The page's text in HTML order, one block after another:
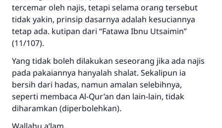
tercemar oleh najis, tetapi selama orang tersebut
tidak yakin, prinsip dasarnya adalah kesuciannya
tetap ada. kutipan dari “Fatawa Ibnu Utsaimin”
(11/107).
Yang tidak boleh dilakukan seseorang jika ada najis
pada pakaiannya hanyalah shalat. Sekalipun ia
bersih dari hadas, namun amalan selebihnya,
seperti membaca Al-Qur’an dan lain-lain, tidak
diharamkan (diperbolehkan).